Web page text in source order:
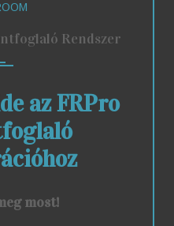
Rendszer
az FRPro
most!